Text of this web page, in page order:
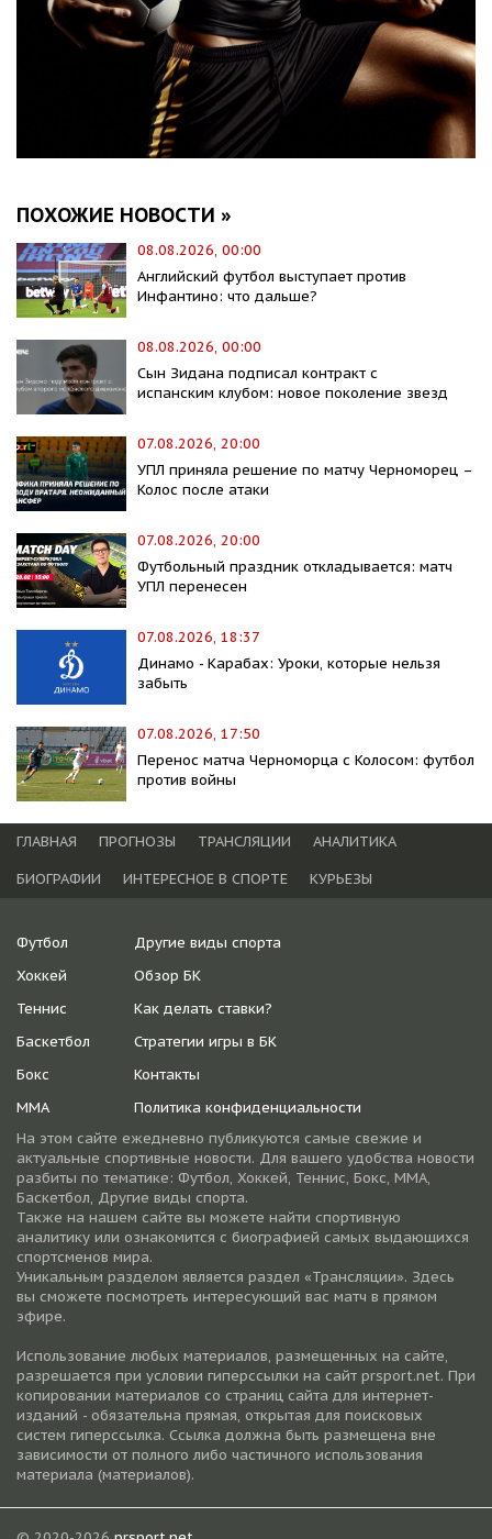
ПОХОЖИЕ НОВОСТИ »
08.08.2026, 00:00
Английский футбол выступает против
Инфантино: что дальше?
08.08.2026, 00:00
Сын Зидана подписал контракт с
испанским клубом: новое поколение звезд
07.08.2026, 20:00
УПЛ приняла решение по матчу Черноморец –
Колос после атаки
07.08.2026, 20:00
Футбольный праздник откладывается: матч
УПЛ перенесен
07.08.2026, 18:37
Динамо - Карабах: Уроки, которые нельзя
забыть
07.08.2026, 17:50
Перенос матча Черноморца с Колосом: футбол
против войны
ГЛАВНАЯ ПРОГНОЗЫ ТРАНСЛЯЦИИ
АНАЛИТИКА
БИОГРАФИИ
ИНТЕРЕСНОЕ В СПОРТЕ КУРЬЕЗЫ
Футбол
Хоккей
Теннис
Баскетбол
Бокс
ММА
Другие виды спорта
Обзор БК
Как делать ставки?
Стратегии игры в БК
Контакты
Политика конфиденциальности
На этом сайте ежедневно публикуются самые свежие и
актуальные спортивные новости. Для вашего удобства новости
разбиты по тематике: Футбол, Хоккей, Теннис, Бокс, ММА,
Баскетбол, Другие виды спорта.
Также на нашем сайте вы можете найти спортивную
аналитику или ознакомится с биографией самых выдающихся
спортсменов мира.
Уникальным разделом является раздел «Трансляции». Здесь
вы сможете посмотреть интересующий вас матч в прямом
эфире.
Использование любых материалов, размещенных на сайте,
разрешается при условии гиперссылки на cайт prsport.net. При
копировании материалов со страниц сайта для интернет-
изданий - обязательна прямая, открытая для поисковых
систем гиперссылка. Ссылка должна быть размещена вне
зависимости от полного либо частичного использования
материала (материалов).